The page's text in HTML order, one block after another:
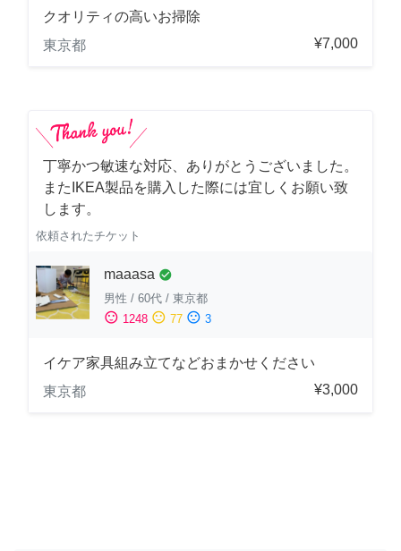
クオリティの高いお掃除
東京都
¥7,000
丁寧かつ敏速な対応、ありがとうございました。
またIKEA製品を購入した際には宜しくお願い致
します。
依頼されたチケット
maaasa check_circle
男性 / 60代 / 東京都
sentiment_satisfied 1248 sentiment_neutral 77 sentiment_dissatisfied 3
イケア家具組み立てなどおまかせください
東京都
¥3,000